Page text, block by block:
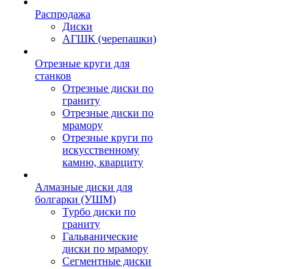
Распродажа
Диски
АГШК (черепашки)
Отрезные круги для
станков
Отрезные диски по
граниту
Отрезные диски по
мрамору
Отрезные круги по
искусственному
камню, кварциту
Алмазные диски для
болгарки (УШМ)
Турбо диски по
граниту
Гальванические
диски по мрамору
Сегментные диски